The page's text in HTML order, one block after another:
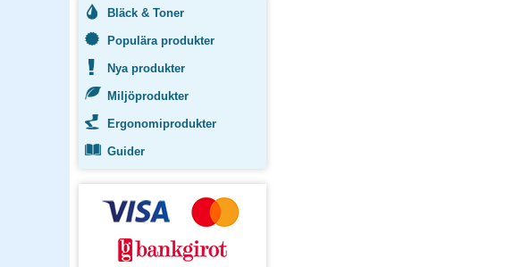
Bläck & Toner
Populära produkter
Nya produkter
Miljöprodukter
Ergonomiprodukter
Guider